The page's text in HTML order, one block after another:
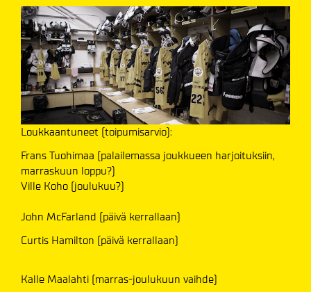
Loukkaantuneet (toipumisarvio):
Frans Tuohimaa (palailemassa joukkueen harjoituksiin,
marraskuun loppu?)
Ville Koho (joulukuu?)
John McFarland (päivä kerrallaan)
Curtis Hamilton (päivä kerrallaan)
Kalle Maalahti (marras-joulukuun vaihde)